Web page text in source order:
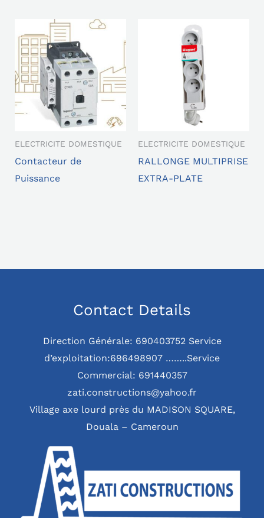
ELECTRICITE DOMESTIQUE
Contacteur de
Puissance
ELECTRICITE DOMESTIQUE
RALLONGE MULTIPRISE
EXTRA-PLATE
Contact Details
Direction Générale: 690403752 Service
d’exploitation:696498907 ……..Service
Commercial: 691440357
zati.constructions@yahoo.fr
Village axe lourd près du MADISON SQUARE,
Douala – Cameroun